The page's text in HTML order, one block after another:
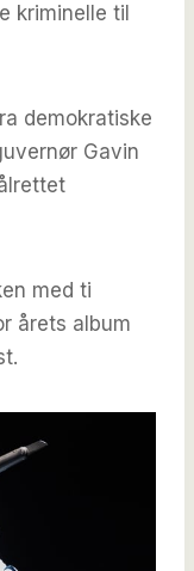
kriminelle til
demokratiske
Gavin
med ti
årets album